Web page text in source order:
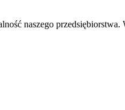
naszego